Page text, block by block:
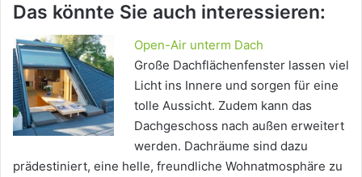
Das könnte Sie auch interessieren:
Open-Air unterm Dach
Große Dachflächenfenster lassen viel
Licht ins Innere und sorgen für eine
tolle Aussicht. Zudem kann das
Dachgeschoss nach außen erweitert
werden. Dachräume sind dazu
prädestiniert, eine helle, freundliche Wohnatmosphäre zu